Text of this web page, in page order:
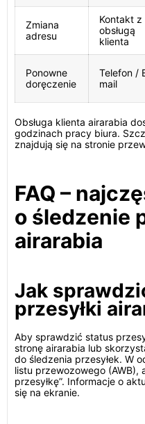
Zmiana
adresu
Kontakt z
obsługą
klienta
Ponowne
doręczenie
Telefon /
mail
Obsługa klienta airarabia
godzinach pracy biura.
znajdują się na stronie
FAQ –
o śledzenie
airarabia
Jak
przesyłki
Aby sprawdzić status
stronę airarabia lub
do śledzenia przesyłek. W
listu przewozowego (AWB),
przesyłkę”. Informacje o
się na ekranie.